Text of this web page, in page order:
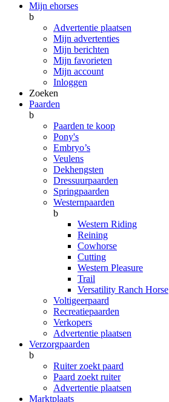
Mijn ehorses
b
Advertentie plaatsen
Mijn advertenties
Mijn berichten
Mijn favorieten
Mijn account
Inloggen
Zoeken
Paarden
b
Paarden te koop
Pony's
Embryo’s
Veulens
Dekhengsten
Dressuurpaarden
Springpaarden
Westernpaarden
b
Western Riding
Reining
Cowhorse
Cutting
Western Pleasure
Trail
Versatility Ranch Horse
Voltigeerpaard
Recreatiepaarden
Verkopers
Advertentie plaatsen
Verzorgpaarden
b
Ruiter zoekt paard
Paard zoekt ruiter
Advertentie plaatsen
Marktplaats